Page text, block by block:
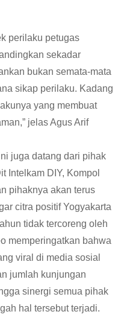
perilaku petugas
sekadar
bukan semata-mata
sikap perilaku. Kadang
yang membuat
jelas Agus Arif
juga datang dari pihak
Intelkam DIY, Kompol
pihaknya akan terus
citra positif Yogyakarta
tidak tercoreng oleh
memperingatkan bahwa
viral di media sosial
jumlah kunjungan
sinergi semua pihak
hal tersebut terjadi.